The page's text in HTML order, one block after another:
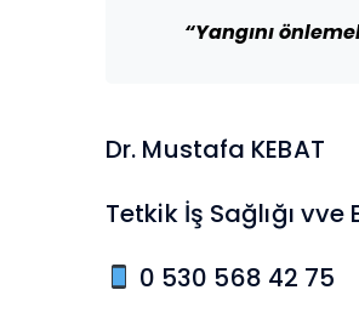
“Yangını
Dr. Mustafa KEBAT
Tetkik İş Sağlığı
0 530 568 42 75